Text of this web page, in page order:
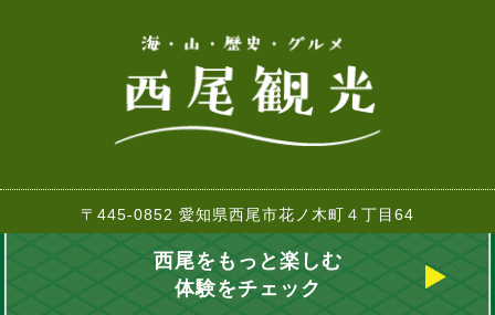
西尾をもっと楽しむ
体験をチェック
〒445-0852 愛知県西尾市花ノ木町４丁目64
TEL:0563-57-7882 FAX:0563-57-2261
Copyrights © 西尾市観光協会 2017-2018